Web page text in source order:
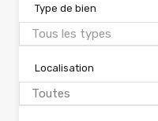
Type de bien
Tous les types
Localisation
Toutes